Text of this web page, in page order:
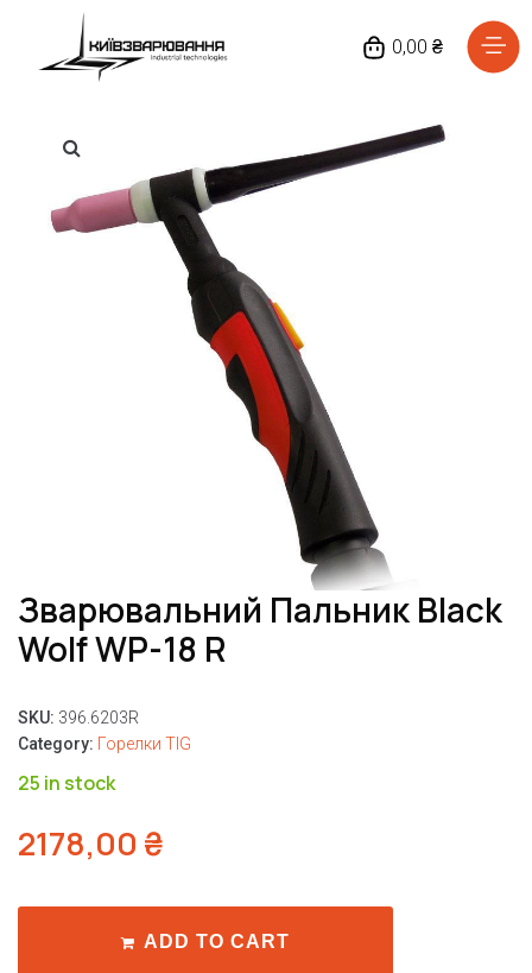
0,00 ₴
Зварювальний Пальник Black
Wolf WP-18 R
SKU: 396.6203R
Category: Горелки TIG
25 in stock
2178,00 ₴
ADD TO CART
Головна
Каталог товарів
Доставка та оплата
Повернення та обмін